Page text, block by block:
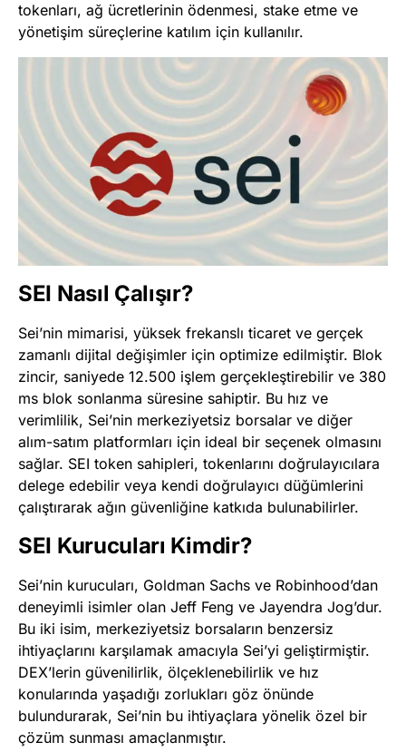
tokenları, ağ ücretlerinin ödenmesi, stake etme ve
yönetişim süreçlerine katılım için kullanılır​​.
SEI Nasıl Çalışır?
Sei’nin mimarisi, yüksek frekanslı ticaret ve gerçek
zamanlı dijital değişimler için optimize edilmiştir. Blok
zincir, saniyede 12.500 işlem gerçekleştirebilir ve 380
ms blok sonlanma süresine sahiptir. Bu hız ve
verimlilik, Sei’nin merkeziyetsiz borsalar ve diğer
alım-satım platformları için ideal bir seçenek olmasını
sağlar. SEI token sahipleri, tokenlarını doğrulayıcılara
delege edebilir veya kendi doğrulayıcı düğümlerini
çalıştırarak ağın güvenliğine katkıda bulunabilirler​​.
SEI Kurucuları Kimdir?
Sei’nin kurucuları, Goldman Sachs ve Robinhood’dan
deneyimli isimler olan Jeff Feng ve Jayendra Jog’dur.
Bu iki isim, merkeziyetsiz borsaların benzersiz
ihtiyaçlarını karşılamak amacıyla Sei’yi geliştirmiştir.
DEX’lerin güvenilirlik, ölçeklenebilirlik ve hız
konularında yaşadığı zorlukları göz önünde
bulundurarak, Sei’nin bu ihtiyaçlara yönelik özel bir
çözüm sunması amaçlanmıştır​​.